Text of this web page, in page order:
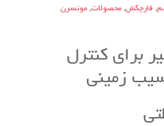
, قارچکش, محصولات, مونسرن
برای کنترل
سیب زمینی